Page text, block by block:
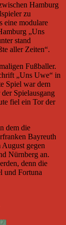
Hamburg
zu
eine modulare
„Uns
stand
aller Zeiten“.
Fußballer.
„Uns Uwe“ in
Spiel war dem
Spielausgang
fiel ein Tor der
dem die
Bayreuth
gegen
Nürnberg an.
denn die
und Fortuna